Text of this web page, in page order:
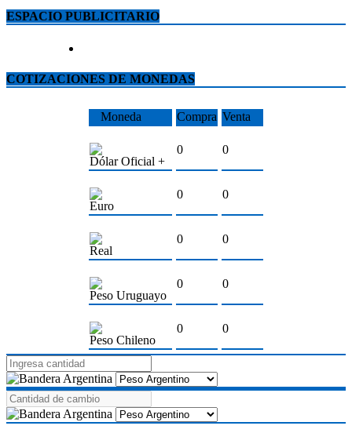
ESPACIO PUBLICITARIO
COTIZACIONES DE MONEDAS
Moneda Compra Venta
Dólar Oficial +
0 0
Euro
0 0
Real
0 0
Peso Uruguayo
0 0
Peso Chileno
0 0